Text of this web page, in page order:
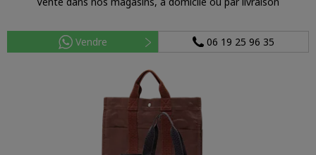
Vendre 06 19 25 96 35